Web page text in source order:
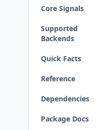
Core Signals
Supported
Backends
Quick Facts
Reference
Dependencies
Package Docs